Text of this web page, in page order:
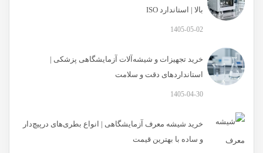
بالا | استاندارد ISO
1405-05-02
خرید تجهیزات و شیشه‌آلات آزمایشگاهی پزشکی |
استانداردهای دقت و سلامت
1405-04-30
خرید شیشه معرف آزمایشگاهی | انواع بطری‌های در‌پیچ‌دار
و ساده با بهترین قیمت